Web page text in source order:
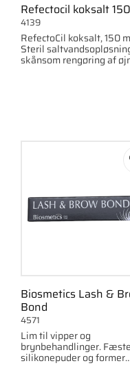
Refectocil koksalt
RefectoCil koksalt, 150
Steril
skånsom rengøring af
4139
Biosmetics Lash &
Bond
Lim til vipper og
brynbehandlinger.
silikonepuder og former
4571